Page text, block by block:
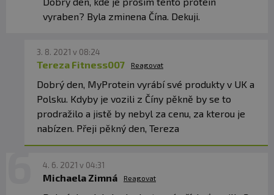
vyraben? Byla zminena Čína. Dekuji.
3. 8. 2021 v 08:24
Tereza Fitness007 Reagovat
Dobrý den, MyProtein vyrábí své produkty v UK a
Polsku. Kdyby je vozili z Číny pěkně by se to
prodražilo a jistě by nebyl za cenu, za kterou je
nabízen. Přeji pěkný den, Tereza
4. 6. 2021 v 04:31
Michaela Zimná Reagovat